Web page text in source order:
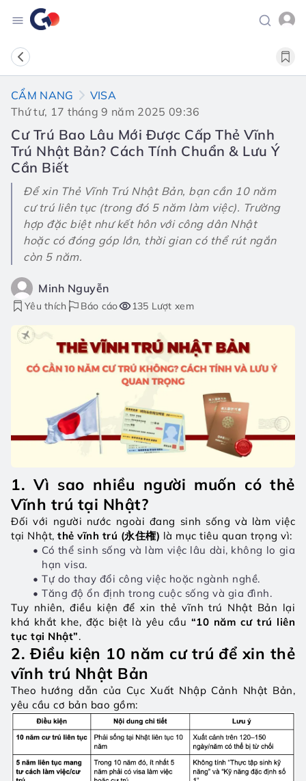
CẨM NANG
VISA
Thứ tư, 17 tháng 9 năm 2025 09:36
Cư Trú Bao Lâu Mới Được Cấp Thẻ Vĩnh
Trú Nhật Bản? Cách Tính Chuẩn & Lưu Ý
Cần Biết
Để xin Thẻ Vĩnh Trú Nhật Bản, bạn cần 10 năm
cư trú liên tục (trong đó 5 năm làm việc). Trường
hợp đặc biệt như kết hôn với công dân Nhật
hoặc có đóng góp lớn, thời gian có thể rút ngắn
còn 5 năm.
Minh Nguyễn
Yêu thích Báo cáo 135 Lượt xem
1. Vì sao nhiều người muốn có thẻ
Vĩnh trú tại Nhật?
Đối với người nước ngoài đang sinh sống và làm việc
tại Nhật, thẻ vĩnh trú (永住権) là mục tiêu quan trọng vì:
Có thể sinh sống và làm việc lâu dài, không lo gia
hạn visa.
Tự do thay đổi công việc hoặc ngành nghề.
Tăng độ ổn định trong cuộc sống và gia đình.
Tuy nhiên, điều kiện để xin thẻ vĩnh trú Nhật Bản lại
khá khắt khe, đặc biệt là yêu cầu “10 năm cư trú liên
tục tại Nhật”.
2. Điều kiện 10 năm cư trú để xin thẻ
vĩnh trú Nhật Bản
Theo hướng dẫn của Cục Xuất Nhập Cảnh Nhật Bản,
yêu cầu cơ bản bao gồm: